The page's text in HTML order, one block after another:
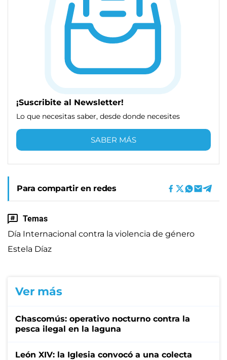
¡Suscribite al Newsletter!
Lo que necesitas saber, desde donde necesites
SABER MÁS
Para compartir en redes
Temas
Día Internacional contra la violencia de género
Estela Díaz
Ver más
Chascomús: operativo nocturno contra la
pesca ilegal en la laguna
León XIV: la Iglesia convocó a una colecta